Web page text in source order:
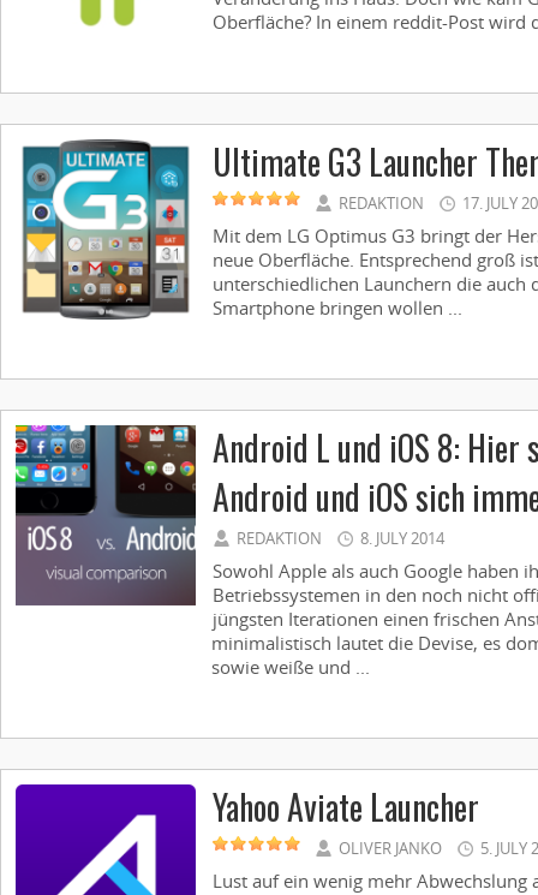
Oberfläche? In einem reddit-Post wird
Ultimate G3 Launcher
REDAKTION 17. JULY
Mit dem LG Optimus G3 bringt der
neue Oberfläche. Entsprechend groß
unterschiedlichen Launchern die auch
Smartphone bringen wollen ...
Android L und iOS 8: Hier
Android und iOS sich
REDAKTION 8. JULY 2014
Sowohl Apple als auch Google haben
Betriebssystemen in den noch nicht
jüngsten Iterationen einen frischen
minimalistisch lautet die Devise, es
sowie weiße und ...
Yahoo Aviate Launcher
OLIVER JANKO 5. JULY
Lust auf ein wenig mehr Abwechslung